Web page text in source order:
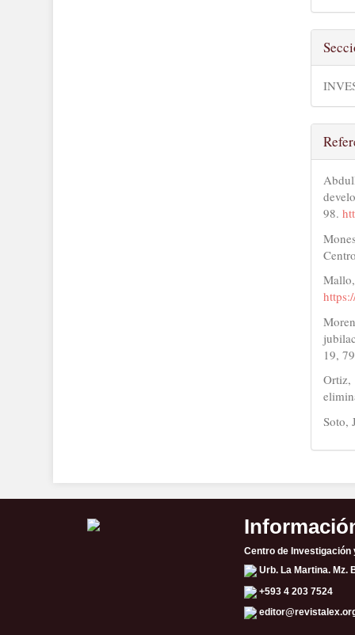
98.
19,
Soto,
Centro de Investigación
Urb. La Martina. Mz.
+593 4 203 7524